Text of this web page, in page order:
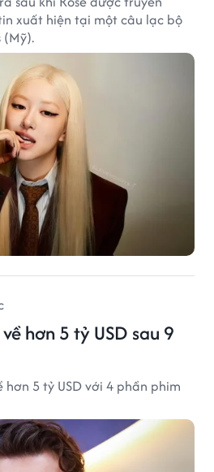
xuất hiện tại một câu lạc bộ
(Mỹ).
hơn 5 tỷ USD sau 9
5 tỷ USD với 4 phần phim